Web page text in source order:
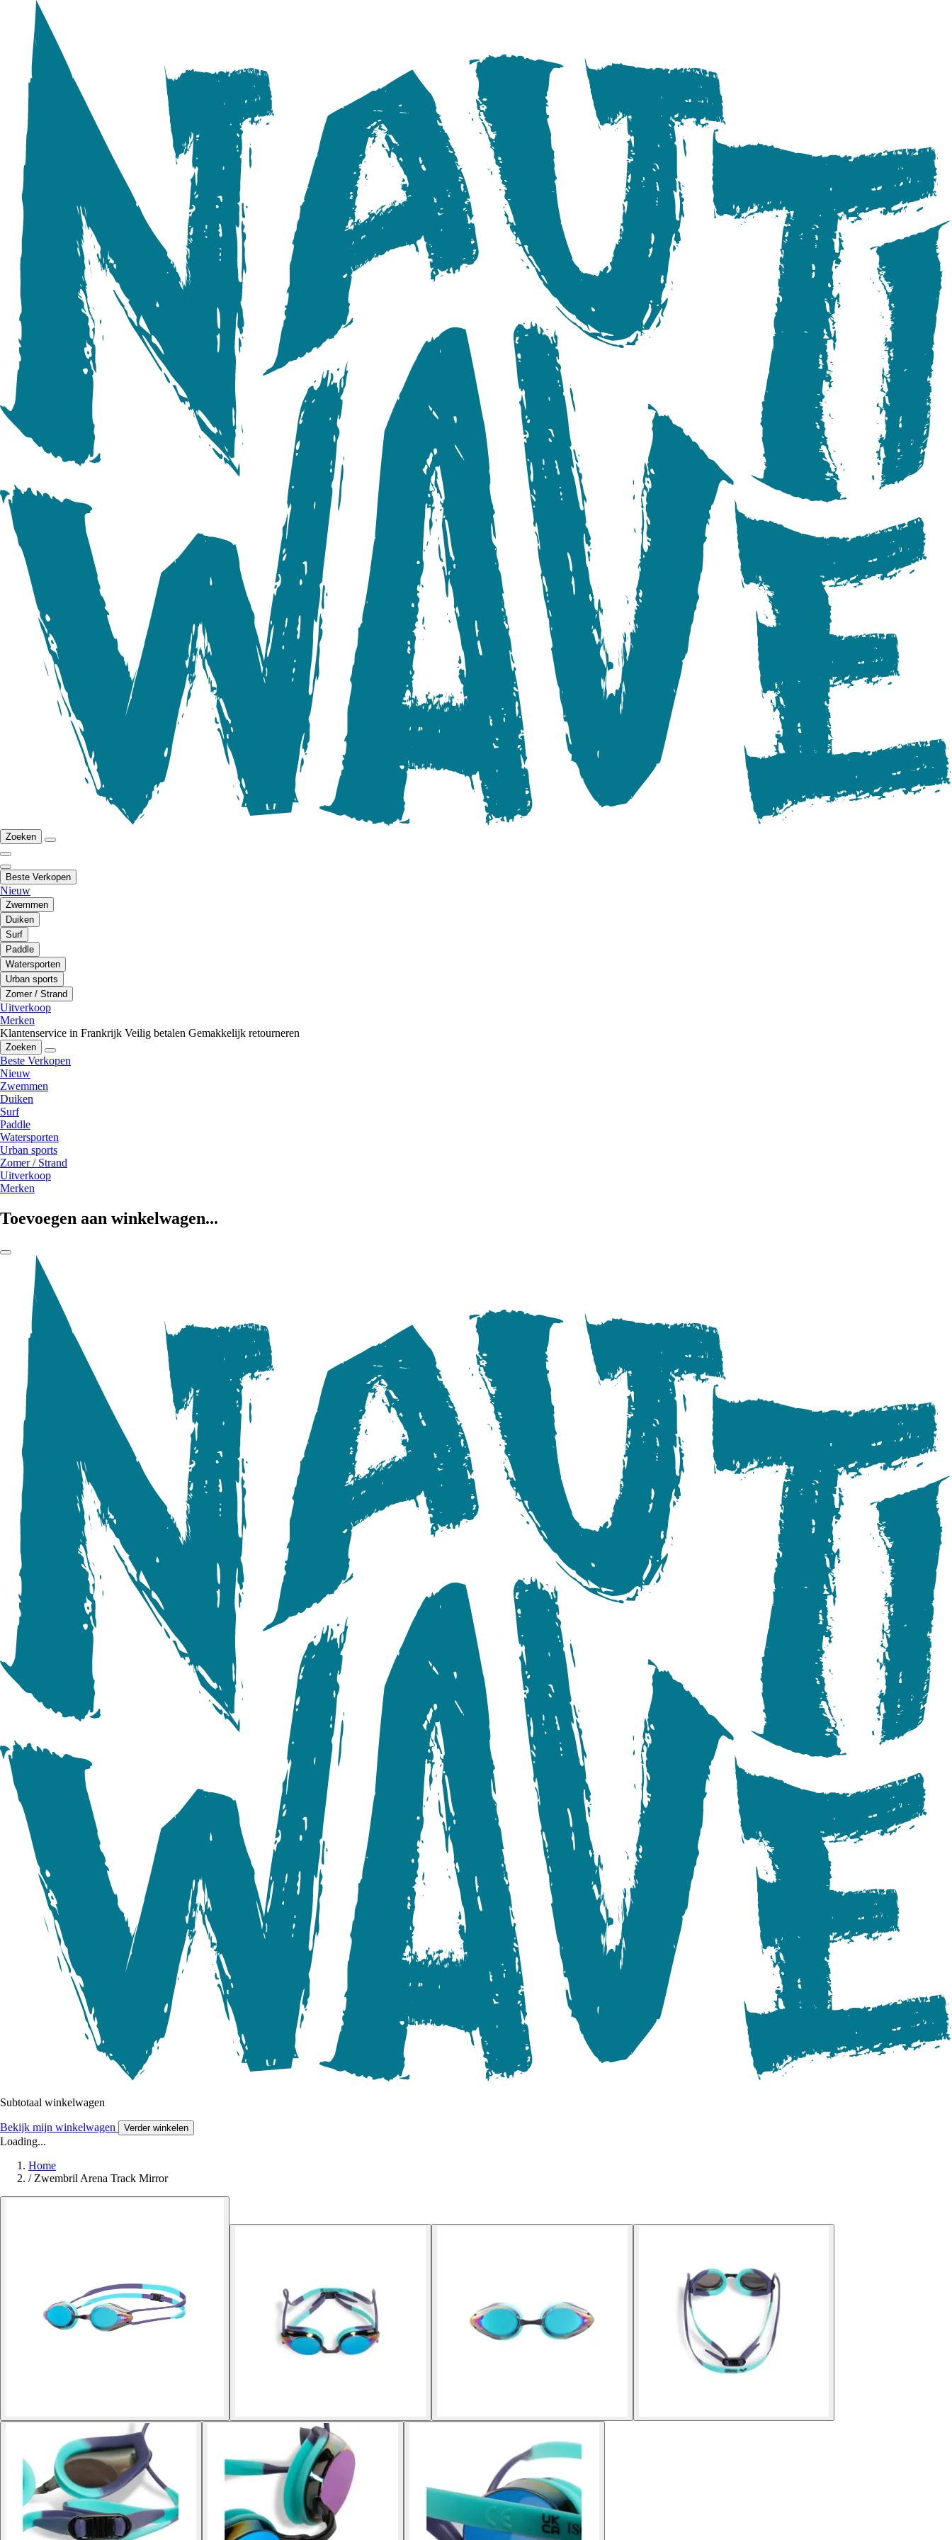
Zoeken
Beste Verkopen
Nieuw
Zwemmen
Duiken
Surf
Paddle
Watersporten
Urban sports
Zomer / Strand
Uitverkoop
Merken
Klantenservice in Frankrijk Veilig betalen Gemakkelijk retourneren
Zoeken
Beste Verkopen
Nieuw
Zwemmen
Duiken
Surf
Paddle
Watersporten
Urban sports
Zomer / Strand
Uitverkoop
Merken
Toevoegen aan winkelwagen...
Subtotaal winkelwagen
Bekijk mijn winkelwagen Verder winkelen
Loading...
Home
/ Zwembril Arena Track Mirror